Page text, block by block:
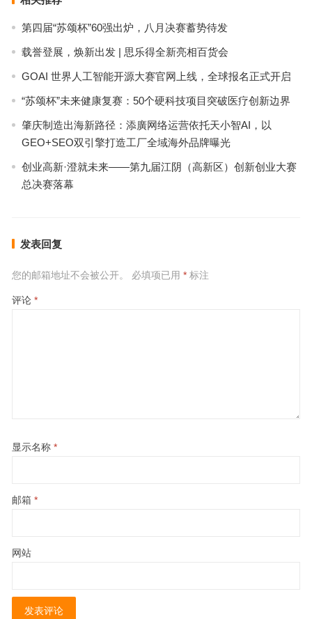
第四届“苏颂杯”60强出炉，八月决赛蓄势待发
载誉登展，焕新出发 | 思乐得全新亮相百货会
GOAI 世界人工智能开源大赛官网上线，全球报名正式开启
“苏颂杯”未来健康复赛：50个硬科技项目突破医疗创新边界
肇庆制造出海新路径：添廣网络运营依托天小智AI，以
GEO+SEO双引擎打造工厂全域海外品牌曝光
创业高新·澄就未来——第九届江阴（高新区）创新创业大赛
总决赛落幕
发表回复
您的邮箱地址不会被公开。 必填项已用 *标注
评论 *
显示名称 *
邮箱 *
网站